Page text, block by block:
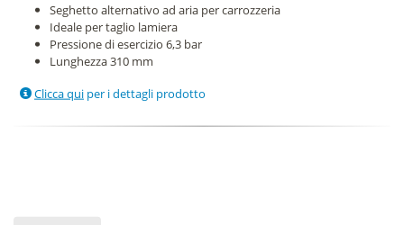
Seghetto alternativo ad aria per carrozzeria
Ideale per taglio lamiera
Pressione di esercizio 6,3 bar
Lunghezza 310 mm
Clicca qui per i dettagli prodotto